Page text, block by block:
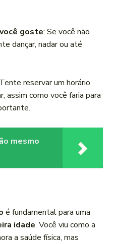
goste: Se você não
dançar, nadar ou até
reservar um horário
assim como você faria para
mesmo
é fundamental para uma
idade. Você viu como a
a saúde física, mas